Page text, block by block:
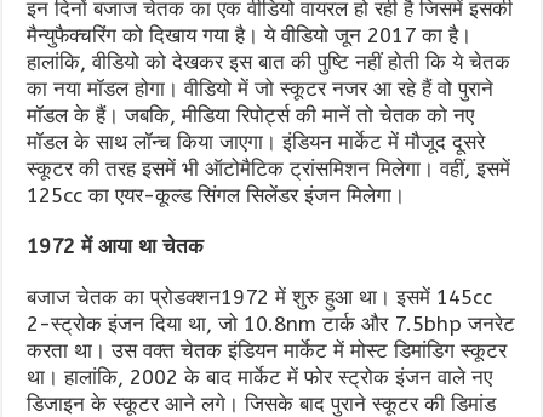
इन दिनों बजाज चेतक का एक वीडियो वायरल हो रही है जिसमें इसकी
मैन्युफैक्चरिंग को दिखाय गया है। ये वीडियो जून 2017 का है।
हालांकि, वीडियो को देखकर इस बात की पुष्टि नहीं होती कि ये चेतक
का नया मॉडल होगा। वीडियो में जो स्कूटर नजर आ रहे हैं वो पुराने
मॉडल के हैं। जबकि, मीडिया रिपोर्ट्स की मानें तो चेतक को नए
मॉडल के साथ लॉन्च किया जाएगा। इंडियन मार्केट में मौजूद दूसरे
स्कूटर की तरह इसमें भी ऑटोमैटिक ट्रांसमिशन मिलेगा। वहीं, इसमें
125cc का एयर-कूल्ड सिंगल सिलेंडर इंजन मिलेगा।
1972 में आया था चेतक
बजाज चेतक का प्रोडक्शन1972 में शुरु हुआ था। इसमें 145cc
2-स्ट्रोक इंजन दिया था, जो 10.8nm टार्क और 7.5bhp जनरेट
करता था। उस वक्त चेतक इंडियन मार्केट में मोस्ट डिमांडिग स्कूटर
था। हालांकि, 2002 के बाद मार्केट में फोर स्ट्रोक इंजन वाले नए
डिजाइन के स्कूटर आने लगे। जिसके बाद पुराने स्कूटर की डिमांड